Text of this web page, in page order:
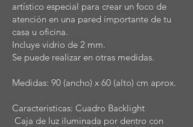
artístico especial para crear un foco de
atención en una pared importante de tu
casa u oficina.
Incluye vidrio de 2 mm.
Se puede realizar en otras medidas.
Medidas: 90 (ancho) x 60 (alto) cm aprox.
Caracteristicas: Cuadro Backlight
Caja de luz iluminada por dentro con